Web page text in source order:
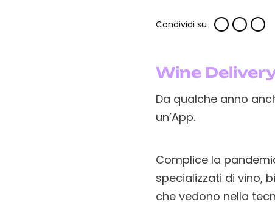
Condividi su
Wine
Da qualche anno
un’App.
Complice la
specializzati di vino,
che vedono nella